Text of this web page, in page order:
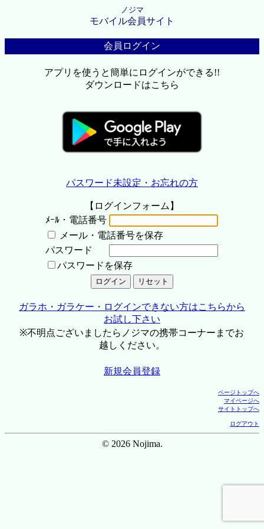
ノジマ
モバイル会員サイト
会員ログイン
アプリを使うと簡単にログインができる!!
ダウンロードはこちら
パスワード未設定・お忘れの方
【ログインフォーム】
ﾒｰﾙ・電話番号
メール・電話番号を保存
パスワード
パスワードを保存
ガラホ・ガラケー・ログインできない方はこちらから
お試し下さい
※不明点ございましたらノジマの携帯コーナーまでお
越しください。
新規会員登録
ページトップへ
マイページへ
サイトトップへ
ログアウト
© 2026 Nojima.